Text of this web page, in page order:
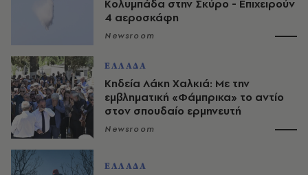
Κολυμπάδα στην Σκύρο - Επιχειρούν
4 αεροσκάφη
Newsroom
ΕΛΛΑΔΑ
Κηδεία Λάκη Χαλκιά: Με την
εμβληματική «Φάμπρικα» το αντίο
στον σπουδαίο ερμηνευτή
Newsroom
ΕΛΛΑΔΑ